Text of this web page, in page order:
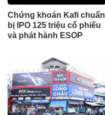
Chứng khoán Kafi chuẩn
bị IPO 125 triệu cổ phiếu
và phát hành ESOP